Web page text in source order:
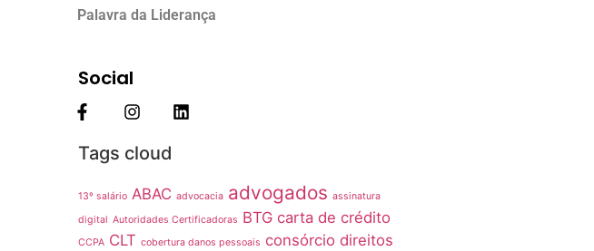
Palavra da Liderança
Social
Tags cloud
13º salário ABAC advocacia advogados assinatura
digital Autoridades Certificadoras BTG carta de crédito
CCPA CLT cobertura danos pessoais consórcio direitos